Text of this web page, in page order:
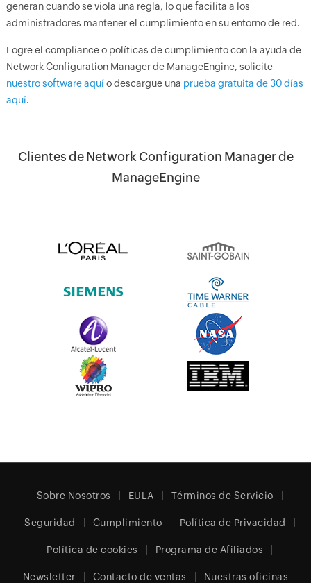
generan cuando se viola una regla, lo que facilita a los
administradores mantener el cumplimiento en su entorno de red.
Logre el compliance o políticas de cumplimiento con la ayuda de
Network Configuration Manager de ManageEngine, solicite
nuestro software aquío descargue una prueba gratuita de 30 días
aquí.
Clientes de Network Configuration Manager de
ManageEngine
Sobre Nosotros EULA Términos de Servicio
Seguridad Cumplimiento Política de Privacidad
Política de cookies Programa de Afiliados
Newsletter Contacto de ventas Nuestras oficinas